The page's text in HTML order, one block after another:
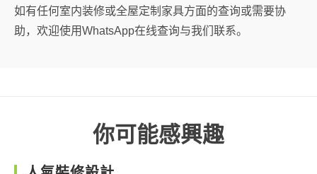
如有任何室内装修或全屋定制家具方面的查询或需要协
助，欢迎使用WhatsApp在线查询与我们联系。
你可能感興趣